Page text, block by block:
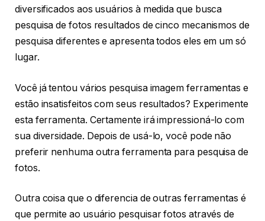
diversificados aos usuários à medida que busca
pesquisa de fotos resultados de cinco mecanismos de
pesquisa diferentes e apresenta todos eles em um só
lugar.
Você já tentou vários pesquisa imagem ferramentas e
estão insatisfeitos com seus resultados? Experimente
esta ferramenta. Certamente irá impressioná-lo com
sua diversidade. Depois de usá-lo, você pode não
preferir nenhuma outra ferramenta para pesquisa de
fotos.
Outra coisa que o diferencia de outras ferramentas é
que permite ao usuário pesquisar fotos através de